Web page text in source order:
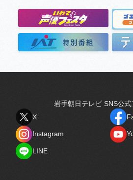
岩手朝日テレビ SNS公式
X
Instagram
LINE